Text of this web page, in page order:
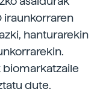
iraunkorraren
hanturarekin
biomarkatzaile
dute.